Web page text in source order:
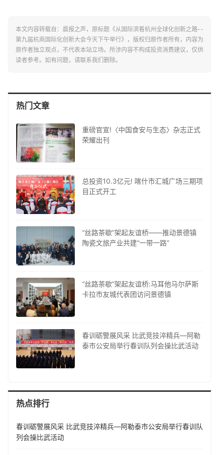
本文内容转载自：晨报之声，原标题《从国际滨看杭州全球化创新之路--
第九届杭商国际化创新大会今天下午举行》，版权归原作者所有，内容为
原作者独立观点，不代表本站立场。所涉内容不构成投资消费建议，仅供
读者参考。如有问题，请联系我们删除。
热门文章
重磅官宣!〈中国食安与生态〉杂志正式
荣耀出刊
总投资10.3亿元! 喀什市汇城广场三期项
目正式开工
“丝路茶歇”架起友谊桥——推动景德镇
陶瓷文旅产业共建“一带一路”
“丝路茶歇”架起友谊桥:马耳他马尔萨斯
卡拉市友城代表团访问景德镇
春训砺警展风采 比武竞技淬精兵—阿勒
泰市公安局举行春训队列会操比武活动
热点排行
春训砺警展风采 比武竞技淬精兵—阿勒泰市公安局举行春训队
列会操比武活动